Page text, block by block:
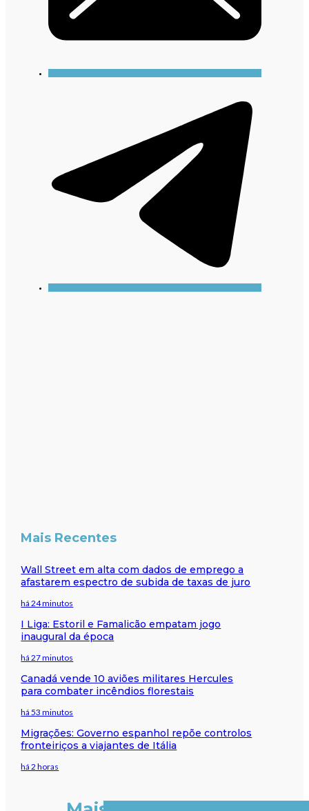
Mais Recentes
Wall Street em alta com dados de emprego a
afastarem espectro de subida de taxas de juro
há 24 minutos
I Liga: Estoril e Famalicão empatam jogo
inaugural da época
há 27 minutos
Canadá vende 10 aviões militares Hercules
para combater incêndios florestais
há 53 minutos
Migrações: Governo espanhol repõe controlos
fronteiriços a viajantes de Itália
há 2 horas